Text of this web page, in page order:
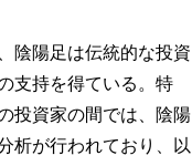
陰陽足は伝統的な投資
支持を得ている。特
投資家の間では、陰陽
析が行われており、以